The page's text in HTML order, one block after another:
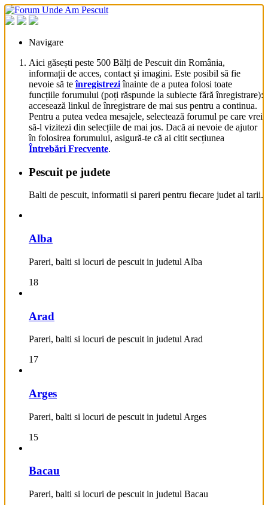
Navigare
Aici găsești peste 500 Bălți de Pescuit din România,
informații de acces, contact și imagini. Este posibil să fie
nevoie să teînregistreziînainte de a putea folosi toate
funcțiile forumului (poți răspunde la subiecte fără înregistrare):
accesează linkul de înregistrare de mai sus pentru a continua.
Pentru a putea vedea mesajele, selectează forumul pe care vrei
să-l vizitezi din selecțiile de mai jos. Dacă ai nevoie de ajutor
în folosirea forumului, asigură-te că ai citit secțiunea
Întrebări Frecvente.
Pescuit pe judete
Balti de pescuit, informatii si pareri pentru fiecare judet al tarii.
Alba
Pareri, balti si locuri de pescuit in judetul Alba
18
Arad
Pareri, balti si locuri de pescuit in judetul Arad
17
Arges
Pareri, balti si locuri de pescuit in judetul Arges
15
Bacau
Pareri, balti si locuri de pescuit in judetul Bacau